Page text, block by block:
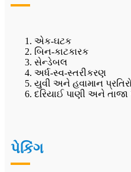
એક-ઘટક
બિન-કાટકારક
સેન્ડેબલ
અર્ધ-સ્વ-સ્તરીકરણ
યુવી અને હવામાન
દરિયાઈ પાણી અને તાજા
પેકિંગ